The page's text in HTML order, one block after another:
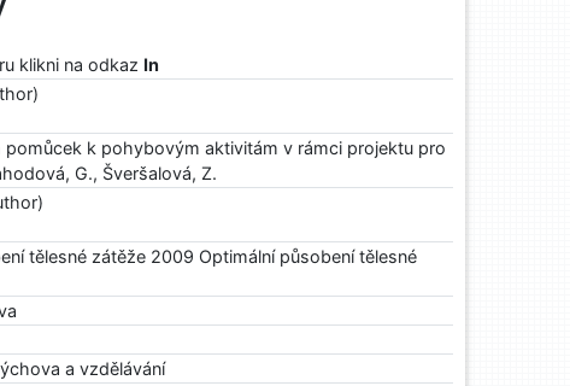
klikni na odkaz In
pomůcek k pohybovým aktivitám v rámci projektu pro
G., Šveršalová, Z.
tělesné zátěže 2009 Optimální působení tělesné
a vzdělávání